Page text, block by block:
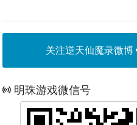
关注逆天仙魔录微博
明珠游戏微信号